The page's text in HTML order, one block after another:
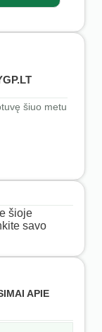
šiuo metu
šioje
savo
APIE